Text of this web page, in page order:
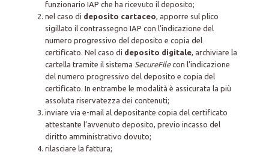
funzionario IAP che ha ricevuto il deposito;
nel caso di deposito cartaceo, apporre sul plico
sigillato il contrassegno IAP con l’indicazione del
numero progressivo del deposito e copia del
certificato. Nel caso di deposito digitale, archiviare la
cartella tramite il sistema SecureFilecon l’indicazione
del numero progressivo del deposito e copia del
certificato. In entrambe le modalità è assicurata la più
assoluta riservatezza dei contenuti;
inviare via e-mail al depositante copia del certificato
attestante l’avvenuto deposito, previo incasso del
diritto amministrativo dovuto;
rilasciare la fattura;